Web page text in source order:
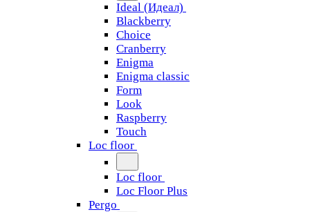
Ideal (Идеал)
Blackberry
Choice
Cranberry
Enigma
Enigma classic
Form
Look
Raspberry
Touch
Loc floor
Loc floor
Loc Floor Plus
Pergo